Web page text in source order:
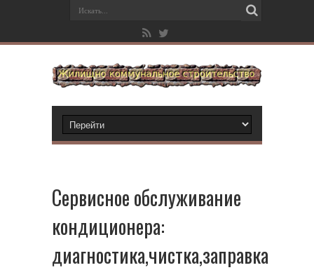
Сервисное обслуживание
кондиционера:
диагностика,чистка,заправка